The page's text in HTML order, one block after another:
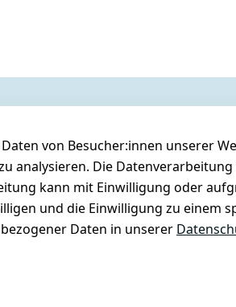
von Besucher:innen unserer
analysieren. Die
kann mit Einwilligung oder
und die Einwilligung zu einem
Daten in unserer